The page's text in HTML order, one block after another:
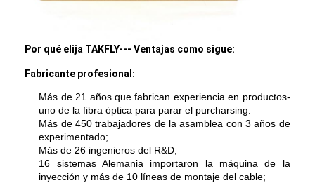
atenuador de la fibra óptica
Caja de la terminación de la fibra óptica
El panel de remiendo de la fibra óptica
Módulo óptico del transmisor-receptor
convertidor de los medios de la fibra óptica
Por qué elija TAKFLY--- Ventajas como sigue:
Fabricante profesional :
Más de 21 años que fabrican experiencia en productos-
uno de la fibra óptica para parar el purcharsing.
Más de 450 trabajadores de la asamblea con 3 años de
experimentado;
Más de 26 ingenieros del R&D;
16 sistemas Alemania importaron la máquina de la
inyección y más de 10 líneas de montaje del cable;